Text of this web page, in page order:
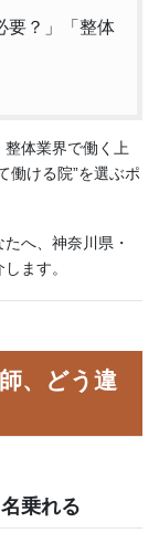
要？」「整体
体業界で働く上
働ける院”を選ぶポ
へ、神奈川県・
ます。
、どう違
乗れる